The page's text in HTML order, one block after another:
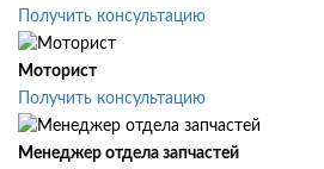
Получить консультацию
Моторист
Получить консультацию
Менеджер отдела запчастей